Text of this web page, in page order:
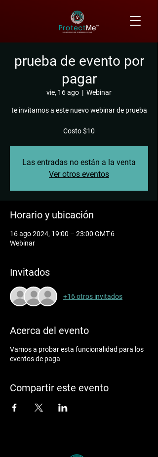
prueba de evento por
pagar
vie, 16 ago
  |
Webinar
te invitamos a este nuevo webinar de prueba
Costo $10
Las entradas no están a la venta
Ver otros eventos
Horario y ubicación
16 ago 2024, 19:00 – 23:00 GMT-6
Webinar
Invitados
+16 otros invitados
Acerca del evento
Vamos a probar esta funcionalidad para los
eventos de paga
Compartir este evento